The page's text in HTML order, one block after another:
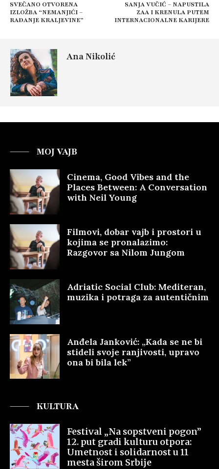
SVEČANO OTVORENA
IZLOŽBA “NEMANJIĆI –
RAĐANJE KRALJEVINE”
SANJA VUČIĆ – NAPUSTILA
ZAA I KRENULA PUTEM
INTERNACIONALNE KARIJERE
Ana Nikolić
MOJ VAJB
Cinema, Good Vibes and the
Places Between: A Conversation
with Neil Young
Filmovi, dobar vajb i prostori u
kojima se pronalazimo:
Razgovor sa Nilom Jungom
Adriatic Social Club: Mediteran,
muzika i potraga za autentičnim
Anđela Janković: „Kada se ne bi
stideli svoje ranjivosti, upravo
ona bi bila lek”
KULTURA
Festival „Na sopstveni pogon”
12. put gradi kulturu otpora:
Umetnost i solidarnost u 11
mesta širom Srbije